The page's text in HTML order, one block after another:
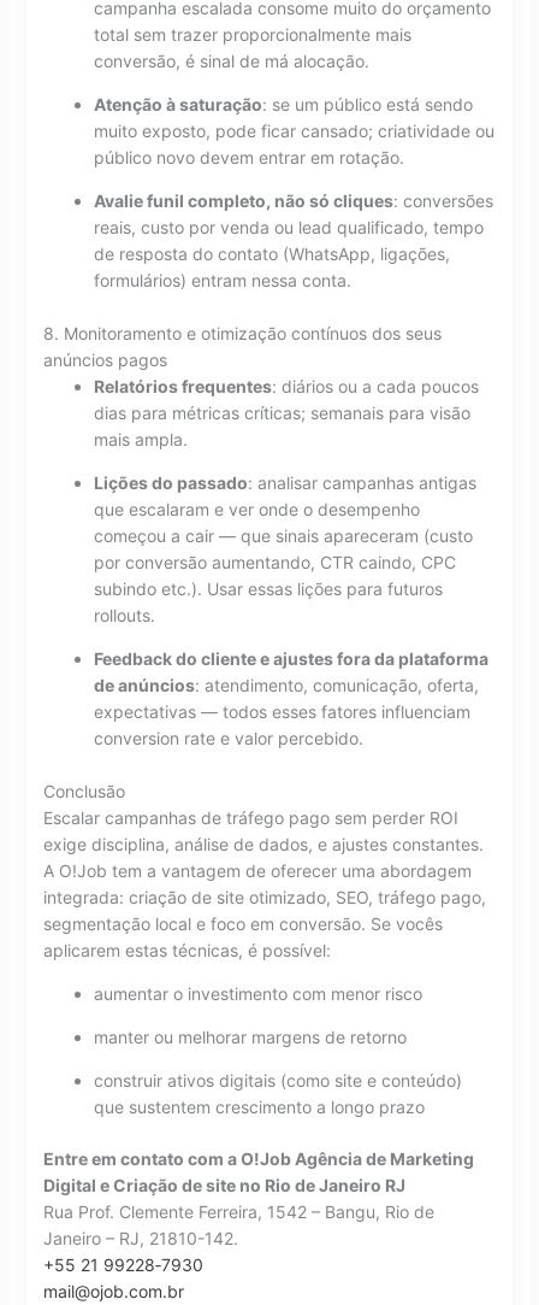
campanha escalada consome muito do orçamento
total sem trazer proporcionalmente mais
conversão, é sinal de má alocação.
Atenção à saturação: se um público está sendo
muito exposto, pode ficar cansado; criatividade ou
público novo devem entrar em rotação.
Avalie funil completo, não só cliques: conversões
reais, custo por venda ou lead qualificado, tempo
de resposta do contato (WhatsApp, ligações,
formulários) entram nessa conta.
8. Monitoramento e otimização contínuos dos seus
anúncios pagos
Relatórios frequentes: diários ou a cada poucos
dias para métricas críticas; semanais para visão
mais ampla.
Lições do passado: analisar campanhas antigas
que escalaram e ver onde o desempenho
começou a cair — que sinais apareceram (custo
por conversão aumentando, CTR caindo, CPC
subindo etc.). Usar essas lições para futuros
rollouts.
Feedback do cliente e ajustes fora da plataforma
de anúncios: atendimento, comunicação, oferta,
expectativas — todos esses fatores influenciam
conversion rate e valor percebido.
Conclusão
Escalar campanhas de tráfego pago sem perder ROI
exige disciplina, análise de dados, e ajustes constantes.
A O!Job tem a vantagem de oferecer uma abordagem
integrada: criação de site otimizado, SEO, tráfego pago,
segmentação local e foco em conversão. Se vocês
aplicarem estas técnicas, é possível:
aumentar o investimento com menor risco
manter ou melhorar margens de retorno
construir ativos digitais (como site e conteúdo)
que sustentem crescimento a longo prazo
Entre em contato com a O!Job Agência de Marketing
Digital e Criação de site no Rio de Janeiro RJ
Rua Prof. Clemente Ferreira, 1542 – Bangu, Rio de
Janeiro – RJ, 21810-142.
+55 21 99228‑7930
mail@ojob.com.br